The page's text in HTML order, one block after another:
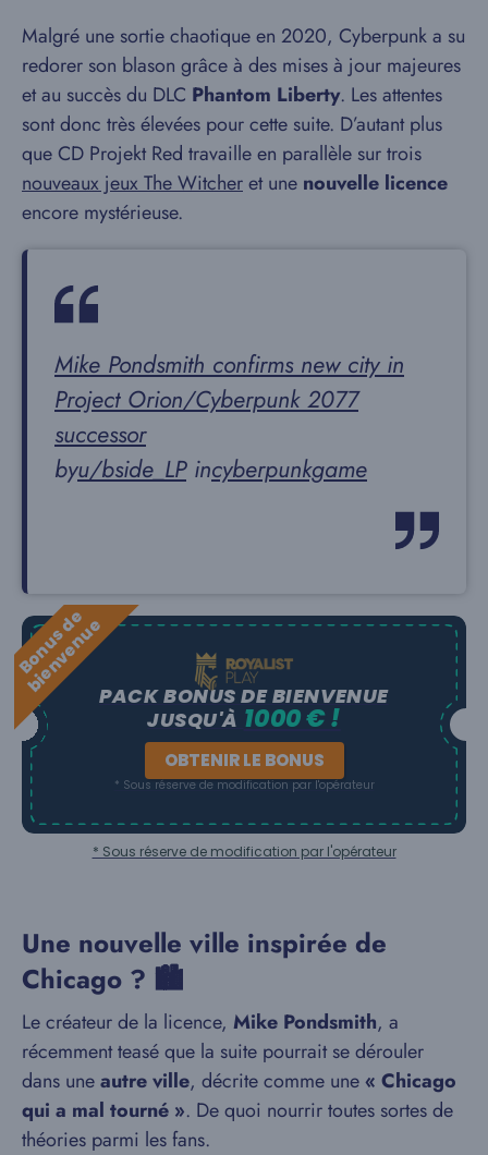
Malgré une sortie chaotique en 2020, Cyberpunk a su
redorer son blason grâce à des mises à jour majeures
et au succès du DLC Phantom Liberty. Les attentes
sont donc très élevées pour cette suite. D’autant plus
que CD Projekt Red travaille en parallèle sur trois
nouveaux jeux The Witcheret une nouvelle licence
encore mystérieuse.
Mike Pondsmith confirms new city in
Project Orion/Cyberpunk 2077
successor
byu/bside_LPincyberpunkgame
B
o
n
u
s
d
e
b
i
e
n
v
e
n
u
ePACK BONUS DE BIENVENUE
JUSQU'À 1000 € !
OBTENIR LE BONUS
* Sous réserve de modification par l'opérateur
* Sous réserve de modification par l'opérateur
Une nouvelle ville inspirée de
Chicago ? 🏙️
Le créateur de la licence, Mike Pondsmith, a
récemment teasé que la suite pourrait se dérouler
dans uneautre ville, décrite comme une« Chicago
qui a mal tourné ». De quoi nourrir toutes sortes de
théories parmi les fans.